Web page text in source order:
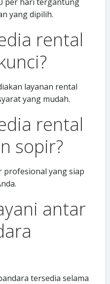
yang dipilih.
rental
layanan rental
yang mudah.
rental
sopir?
profesional yang siap
antar
tersedia selama